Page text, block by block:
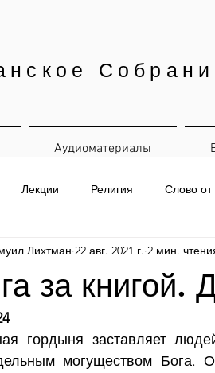
Аудиоматериалы
Лекции Религия Слово от
Ежедневная рассылка
за книгой.
Лихтман 22 авг. 2021 г. 2 мин.
гордыня заставляет
могуществом Бога.